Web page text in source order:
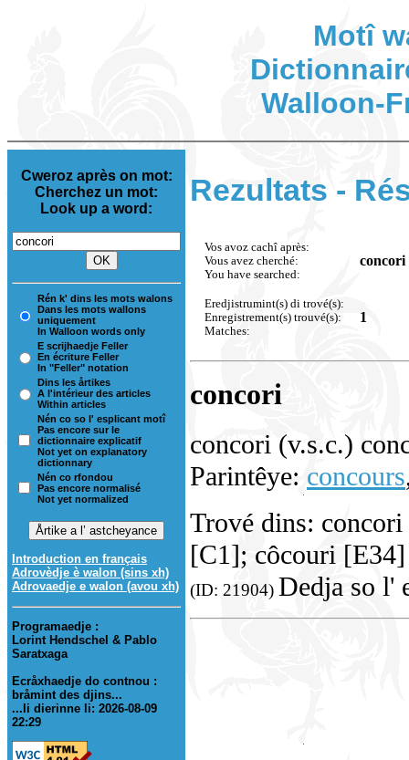
Motî
Walloon-
Cweroz après on mot:
Cherchez un mot:
Look up a word:
Rén k' dins les mots walons
Dans les mots wallons
uniquement
In Walloon words only
E scrijhaedje Feller
En écriture Feller
In "Feller" notation
Dins les årtikes
A l'intérieur des articles
Within articles
Nén co so l' esplicant motî
Pas encore sur le
dictionnaire explicatif
Not yet on explanatory
dictionnary
Nén co rfondou
Pas encore normalisé
Not yet normalized
Introduction en français
Adrovèdje è walon (sins xh)
Adrovaedje e walon (avou xh)
Programaedje :
Lorint Hendschel & Pablo
Saratxaga
Ecråxhaedje do contnou :
bråmint des djins...
...li dierinne li: 2026-08-09
22:29
Rezultats -
Vos avoz cachî après:
Vous avez cherché:
You have searched:
concori
Eredjistrumint(s) di trové(s):
Enregistrement(s) trouvé(s):
Matches:
1
concori
concori (v.s.c.)
Parintêye: concours
Trové dins:
[C1]; côcouri [E34]
(ID: 21904) Dedja so l'